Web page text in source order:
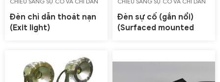
THOÁT NẠN (EMERGENCY & EXIT
LIGHT)
Đèn chỉ dẫn thoát nạn
(Exit light)
THOÁT NẠN (EMERGENCY & EXIT
LIGHT)
Đèn sự cố (gắn nổi)
(Surfaced mounted